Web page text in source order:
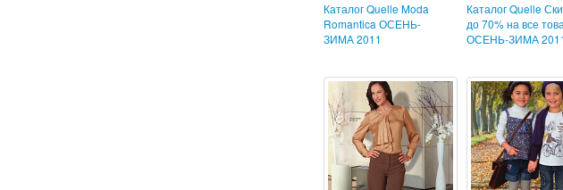
Каталог Quelle Moda
Romantica ОСЕНЬ-
ЗИМА 2011
Каталог Quelle
до 70% на все
ОСЕНЬ-ЗИМА